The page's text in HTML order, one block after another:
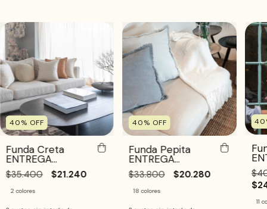
40% OFF
Funda Creta
ENTREGA
INMEDIATA
$35.400 $21.240
2 colores
40% OFF
Funda Pepita
ENTREGA
INMEDIATA
$33.800 $20.280
18 colores
40
11